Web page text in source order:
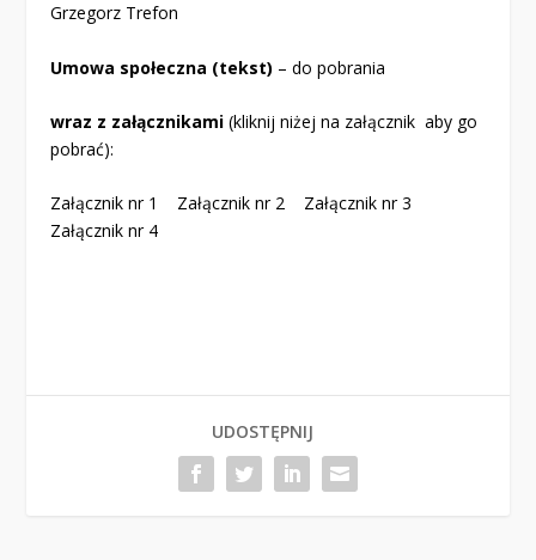
Grzegorz Trefon
Umowa społeczna (tekst) –do pobrania
wraz z załącznikami (kliknij niżej na załącznik aby go
pobrać):
Załącznik nr 1 Załącznik nr 2
Załącznik nr 3
Załącznik nr 4
UDOSTĘPNIJ